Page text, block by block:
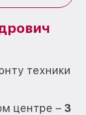
техники
центре – 3